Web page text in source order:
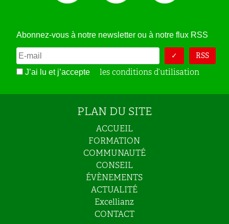
Abonnez-vous à notre newsletter ou à notre flux RSS
RSS
J’ai lu et j’accepte les conditions d’utilisation
PLAN DU SITE
ACCUEIL
FORMATION
COMMUNAUTÉ
CONSEIL
ÉVÈNEMENTS
ACTUALITÉ
Excellianz
CONTACT